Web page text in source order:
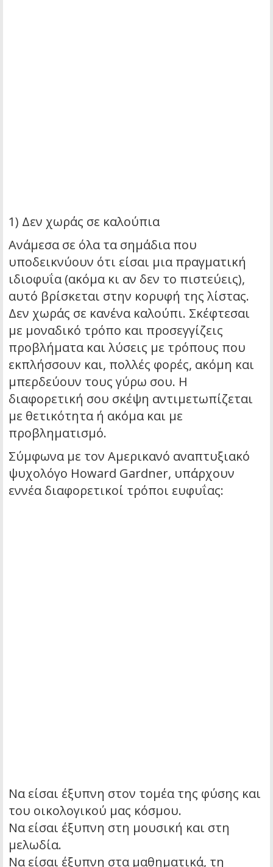
1) Δεν χωράς σε καλούπια
Ανάμεσα σε όλα τα σημάδια που
υποδεικνύουν ότι είσαι μια πραγματική
ιδιοφυΐα (ακόμα κι αν δεν το πιστεύεις),
αυτό βρίσκεται στην κορυφή της λίστας.
Δεν χωράς σε κανένα καλούπι. Σκέφτεσαι
με μοναδικό τρόπο και προσεγγίζεις
προβλήματα και λύσεις με τρόπους που
εκπλήσσουν και, πολλές φορές, ακόμη και
μπερδεύουν τους γύρω σου. Η
διαφορετική σου σκέψη αντιμετωπίζεται
με θετικότητα ή ακόμα και με
προβληματισμό.
Σύμφωνα με τον Αμερικανό αναπτυξιακό
ψυχολόγο Howard Gardner, υπάρχουν
εννέα διαφορετικοί τρόποι ευφυΐας:
Να είσαι έξυπνη στον τομέα της φύσης και
του οικολογικού μας κόσμου.
Να είσαι έξυπνη στη μουσική και στη
μελωδία.
Να είσαι έξυπνη στα μαθηματικά, τη